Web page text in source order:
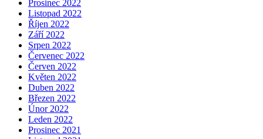
Prosinec 2022
Listopad 2022
Říjen 2022
Září 2022
Srpen 2022
Červenec 2022
Červen 2022
Květen 2022
Duben 2022
Březen 2022
Únor 2022
Leden 2022
Prosinec 2021